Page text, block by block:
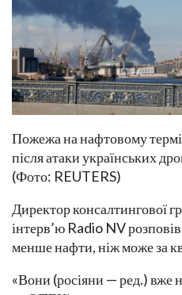
Пожежа на нафтовому
після атаки українських
(Фото: REUTERS)
Директор консалтингової
інтерв’ю Radio NV
менше нафти, ніж може за
«Вони (росіяни — ред.) вже